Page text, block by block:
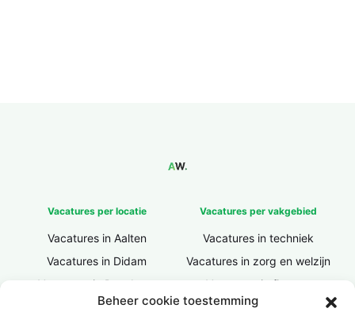
Beheer cookie toestemming
Vacatures per locatie
Vacatures in Aalten
Vacatures in Didam
Vacatures in Doesburg
Vacatures in Doetinchem
Vacatures per vakgebied
Vacatures in techniek
Vacatures in zorg en welzijn
Vacatures in finance
Vacatures in ICT / IT